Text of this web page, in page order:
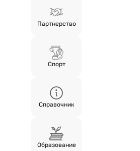
Партнерство
Спорт
Справочник
Образование